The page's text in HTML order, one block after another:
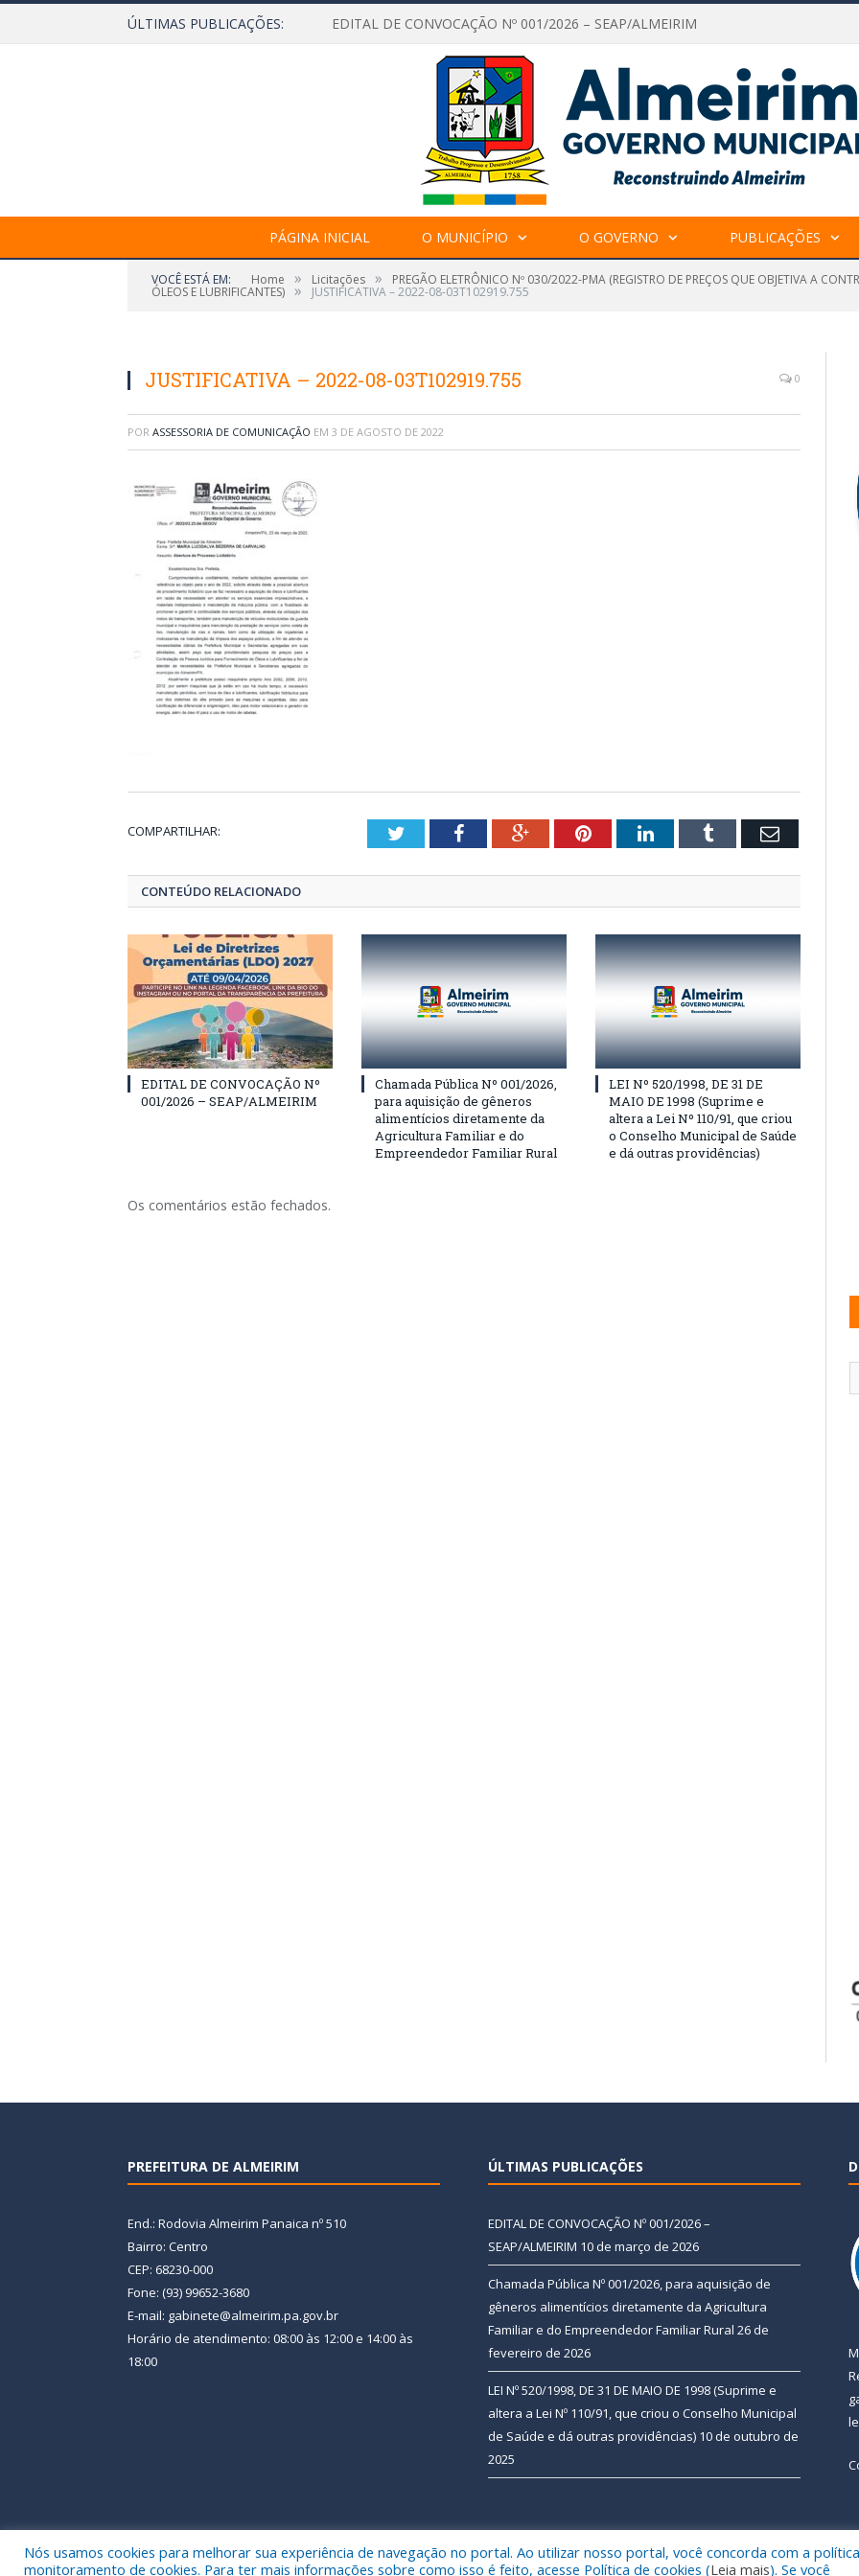
ÚLTIMAS PUBLICAÇÕES: EDITAL DE CONVOCAÇÃO Nº 001/2026 – SEAP/ALMEIRIM
PÁGINA INICIAL O MUNICÍPIO O GOVERNO PUBLICAÇÕES
VOCÊ ESTÁ EM: Home » Licitações » PREGÃO ELETRÔNICO Nº 030/2022-PMA (REGISTRO DE PREÇOS QUE OBJETIVA A
ÓLEOS E LUBRIFICANTES) » JUSTIFICATIVA – 2022-08-03T102919.755
JUSTIFICATIVA – 2022-08-03T102919.755 0
POR ASSESSORIA DE COMUNICAÇÃO EM 3 DE AGOSTO DE 2022
COMPARTILHAR: TwitterFacebookGoogle+PinterestLinkedInTumblr Email
CONTEÚDO RELACIONADO
EDITAL DE CONVOCAÇÃO Nº
001/2026 – SEAP/ALMEIRIM
Chamada Pública Nº 001/2026,
para aquisição de gêneros
alimentícios diretamente da
Agricultura Familiar e do
Empreendedor Familiar Rural
LEI Nº 520/1998, DE 31 DE
MAIO DE 1998 (Suprime e
altera a Lei Nº 110/91, que criou
o Conselho Municipal de Saúde
e dá outras providências)
Os comentários estão fechados.
PREFEITURA DE ALMEIRIM
End.: Rodovia Almeirim Panaica nº 510
Bairro: Centro
CEP: 68230-000
Fone: (93) 99652-3680
E-mail: gabinete@almeirim.pa.gov.br
Horário de atendimento: 08:00 às 12:00 e 14:00 às
18:00
ÚLTIMAS PUBLICAÇÕES
EDITAL DE CONVOCAÇÃO Nº 001/2026 –
SEAP/ALMEIRIM 10 de março de 2026
Chamada Pública Nº 001/2026, para aquisição de
gêneros alimentícios diretamente da Agricultura
Familiar e do Empreendedor Familiar Rural 26 de
fevereiro de 2026
LEI Nº 520/1998, DE 31 DE MAIO DE 1998 (Suprime e
altera a Lei Nº 110/91, que criou o Conselho Municipal
de Saúde e dá outras providências) 10 de outubro de
2025
Todos os direitos reservados a Prefeitura Municipal de Almeirim. Mapa do Site
Nós usamos cookies para melhorar sua experiência de navegação no portal. Ao utilizar nosso portal, você concorda com a
monitoramento de cookies. Para ter mais informações sobre como isso é feito, acesse Política de cookies (Leia mais). Se você